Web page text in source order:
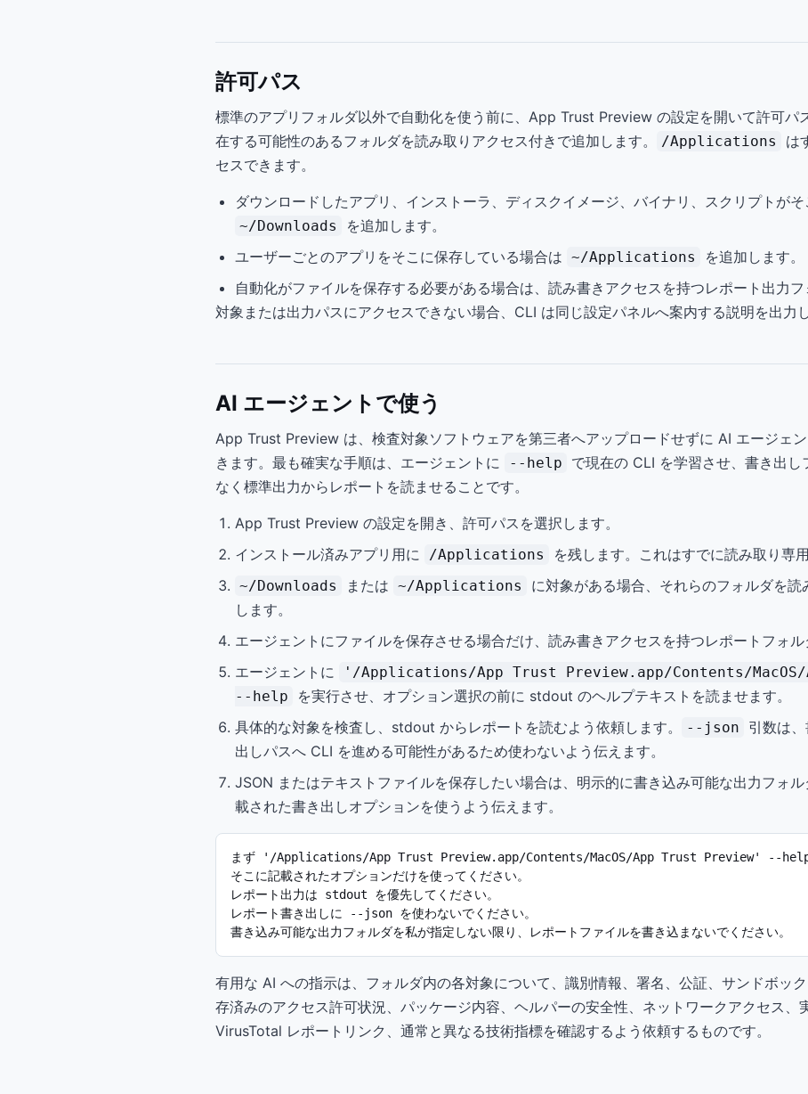
許可パス
標準のアプリフォルダ以外で自動化を使う前に、App Trust Preview の設定を開いて許可パ
在する可能性のあるフォルダを読み取りアクセス付きで追加します。
/Applications
は
セスできます。
ダウンロードしたアプリ、インストーラ、ディスクイメージ、バイナリ、スクリプトが
~/Downloads
を追加します。
ユーザーごとのアプリをそこに保存している場合は ~/Applications
を追加します。
自動化がファイルを保存する必要がある場合は、読み書きアクセスを持つレポート出力フ
対象または出力パスにアクセスできない場合、CLI は同じ設定パネルへ案内する説明を出力し
AI エージェントで使う
App Trust Preview は、検査対象ソフトウェアを第三者へアップロードせずに AI エージェ
きます。最も確実な手順は、エージェントに
--help
で現在の CLI を学習させ、書き出
なく標準出力からレポートを読ませることです。
App Trust Preview の設定を開き、許可パスを選択します。
インストール済みアプリ用に
/Applications を残します。これはすでに読み取り専
~/Downloads または ~/Applications
に対象がある場合、それらのフォルダを
します。
エージェントにファイルを保存させる場合だけ、読み書きアクセスを持つレポートフォル
エージェントに
'/Applications/App Trust Preview.app/Contents/
--help
を実行させ、オプション選択の前に stdout のヘルプテキストを読ませます。
具体的な対象を検査し、stdout からレポートを読むよう依頼します。
--json
引数は
出しパスへ CLI を進める可能性があるため使わないよう伝えます。
JSON またはテキストファイルを保存したい場合は、明示的に書き込み可能な出力フォル
載された書き出しオプションを使うよう伝えます。
まず '/Applications/App Trust Preview.app/Contents/MacOS/App Trust Preview' --help
そこに記載されたオプションだけを使ってください。
レポート出力は stdout を優先してください。
レポート書き出しに --json を使わないでください。
書き込み可能な出力フォルダを私が指定しない限り、レポートファイルを書き込まないでください。
有用な AI への指示は、フォルダ内の各対象について、識別情報、署名、公証、サンドボッ
存済みのアクセス許可状況、パッケージ内容、ヘルパーの安全性、ネットワークアクセス、
VirusTotal レポートリンク、通常と異なる技術指標を確認するよう依頼するものです。